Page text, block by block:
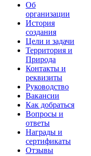
Об
организации
История
создания
Цели и задачи
Территория и
Природа
Контакты и
реквизиты
Руководство
Вакансии
Как добраться
Вопросы и
ответы
Награды и
сертификаты
Отзывы